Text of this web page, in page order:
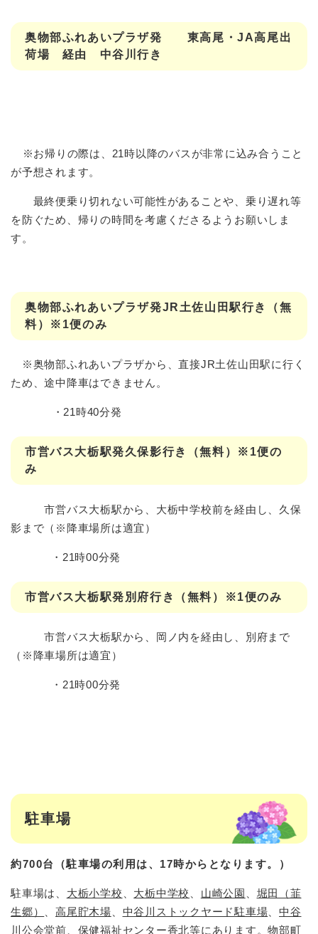
奥物部ふれあいプラザ発 東高尾・JA高尾出
荷場 経由 中谷川行き
※お帰りの際は、21時以降のバスが非常に込み合うこと
が予想されます。
最終便乗り切れない可能性があることや、乗り遅れ等
を防ぐため、帰りの時間を考慮くださるようお願いしま
す。
奥物部ふれあいプラザ発JR土佐山田駅行き（無
料）※1便のみ
※奥物部ふれあいプラザから、直接JR土佐山田駅に行く
ため、途中降車はできません。
・21時40分発
市営バス大栃駅発久保影行き（無料）※1便の
み
市営バス大栃駅から、大栃中学校前を経由し、久保
影まで（※降車場所は適宜）
・21時00分発
市営バス大栃駅発別府行き（無料）※1便のみ
市営バス大栃駅から、岡ノ内を経由し、別府まで
（※降車場所は適宜）
・21時00分発
駐車場
約700台（駐車場の利用は、17時からとなります。）
駐車場は、 大栃小学校 大栃中学校 山崎公園
堀田（韮
生郷）
高尾貯木場 中谷川ストックヤード駐車場
中谷
川公会堂前
保健福祉センター香北等にあります。物部町